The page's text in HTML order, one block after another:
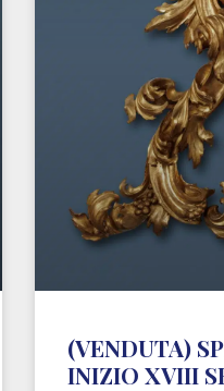
(VENDUTA)
INIZIO XVIII